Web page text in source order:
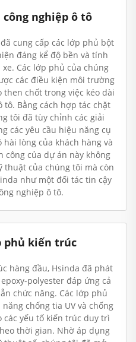
công nghiệp ô tô
cung cấp các lớp phủ bột
đáng kể độ bền và tính
Các lớp phủ của chúng
các điều kiện môi trường
then chốt trong việc kéo dài
Bằng cách hợp tác chặt
tôi đã tùy chỉnh các giải
các yêu cầu hiệu năng cụ
lòng của khách hàng và
công của dự án này không
thuật của chúng tôi mà còn
như một đối tác tin cậy
nghiệp ô tô.
phủ kiến trúc
hàng đầu, Hsinda đã phát
polyester đáp ứng cả
chức năng. Các lớp phủ
chống tia UV và chống
yếu tố kiến trúc duy trì
thời gian. Nhờ áp dụng